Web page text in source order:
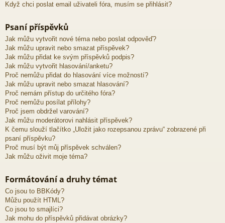
Když chci poslat email uživateli fóra, musím se přihlásit?
Psaní příspěvků
Jak můžu vytvořit nové téma nebo poslat odpověď?
Jak můžu upravit nebo smazat příspěvek?
Jak můžu přidat ke svým příspěvků podpis?
Jak můžu vytvořit hlasování/anketu?
Proč nemůžu přidat do hlasování více možností?
Jak můžu upravit nebo smazat hlasování?
Proč nemám přístup do určitého fóra?
Proč nemůžu posílat přílohy?
Proč jsem obdržel varování?
Jak můžu moderátorovi nahlásit příspěvek?
K čemu slouží tlačítko „Uložit jako rozepsanou zprávu“ zobrazené při
psaní příspěvku?
Proč musí být můj příspěvek schválen?
Jak můžu oživit moje téma?
Formátování a druhy témat
Co jsou to BBKódy?
Můžu použít HTML?
Co jsou to smajlíci?
Jak mohu do příspěvků přidávat obrázky?